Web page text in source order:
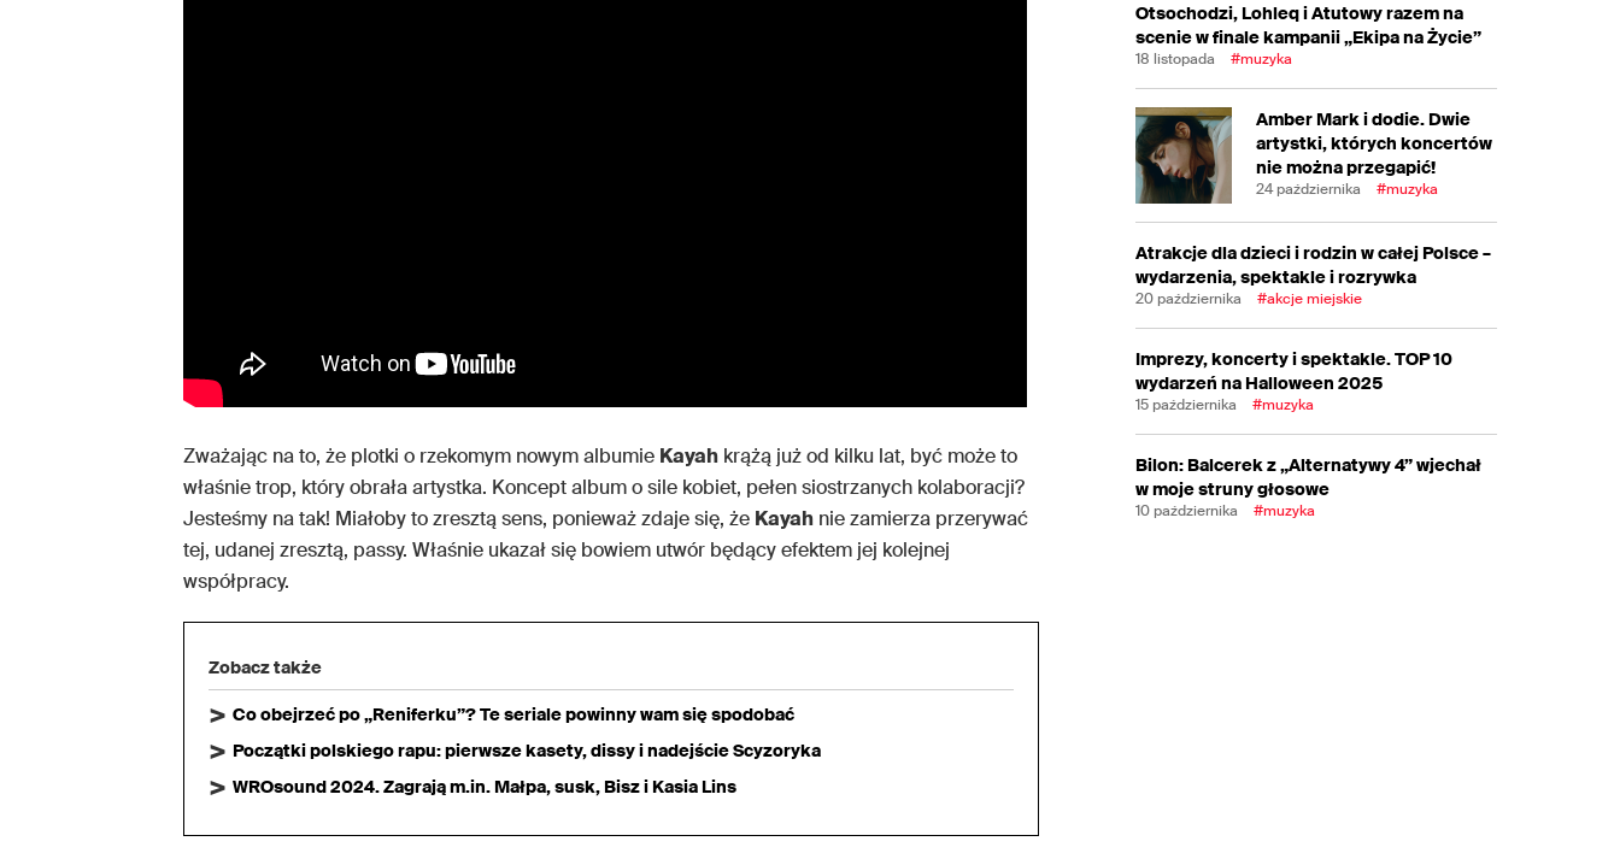
Zważając na to, że plotki o rzekomym nowym albumie Kayah krążą już od kilku lat, być może to
właśnie trop, który obrała artystka. Koncept album o sile kobiet, pełen siostrzanych kolaboracji?
Jesteśmy na tak! Miałoby to zresztą sens, ponieważ zdaje się, że Kayah nie zamierza przerywać
tej, udanej zresztą, passy. Właśnie ukazał się bowiem utwór będący efektem jej kolejnej
współpracy.
Zobacz także
Co obejrzeć po „Reniferku”? Te seriale powinny wam się spodobać
Początki polskiego rapu: pierwsze kasety, dissy i nadejście Scyzoryka
WROsound 2024. Zagrają m.in. Małpa, susk, Bisz i Kasia Lins
Otsochodzi, Lohleq i Atutowy razem na
scenie w finale kampanii „Ekipa na Życie”
18 listopada #muzyka
Amber Mark i dodie. Dwie
artystki, których koncertów
nie można przegapić!
24 października #muzyka
Atrakcje dla dzieci i rodzin w całej Polsce –
wydarzenia, spektakle i rozrywka
20 października #akcje miejskie
Imprezy, koncerty i spektakle. TOP 10
wydarzeń na Halloween 2025
15 października #muzyka
Bilon: Balcerek z „Alternatywy 4” wjechał
w moje struny głosowe
10 października #muzyka